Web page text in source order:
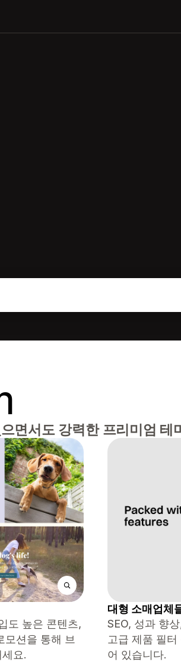
면서도 강력한 프리미엄 테
도 높은 콘텐츠,
모션을 통해 브
요.
대형 소매업체
SEO, 성과 향
고급 제품 필
어 있습니다.